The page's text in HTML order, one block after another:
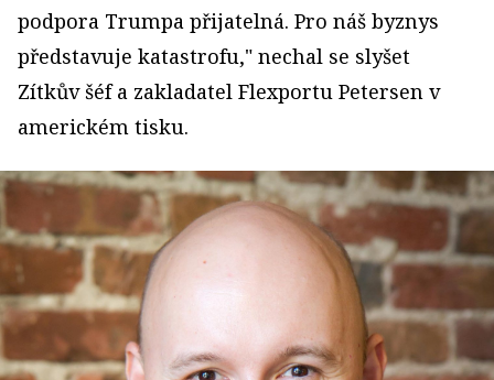
podpora Trumpa přijatelná. Pro náš byznys
představuje katastrofu," nechal se slyšet
Zítkův šéf a zakladatel Flexportu Petersen v
americkém tisku.